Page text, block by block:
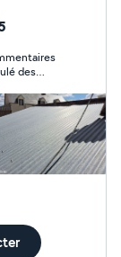
de
des
il a
vu qu'il
très déçu. voilà tout